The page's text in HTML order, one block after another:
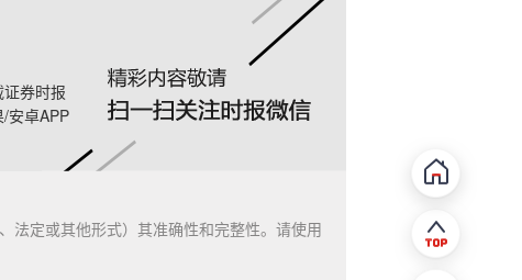
券时报
安卓APP
法定或其他形式）其准确性和完整性。请使用